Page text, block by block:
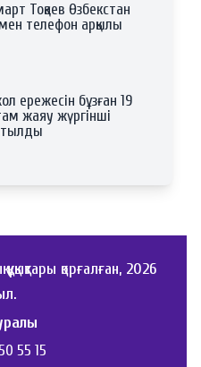
Тоқаев Өзбекстан
телефон арқылы
ережесін бұзған 19
жаяу жүргінші
қорғалған, 2026
55 15